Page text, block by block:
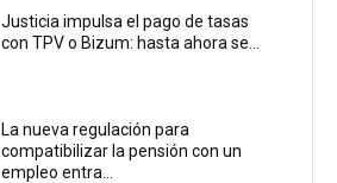
Justicia impulsa el pago de tasas
con TPV o Bizum: hasta ahora se...
La nueva regulación para
compatibilizar la pensión con un
empleo entra...